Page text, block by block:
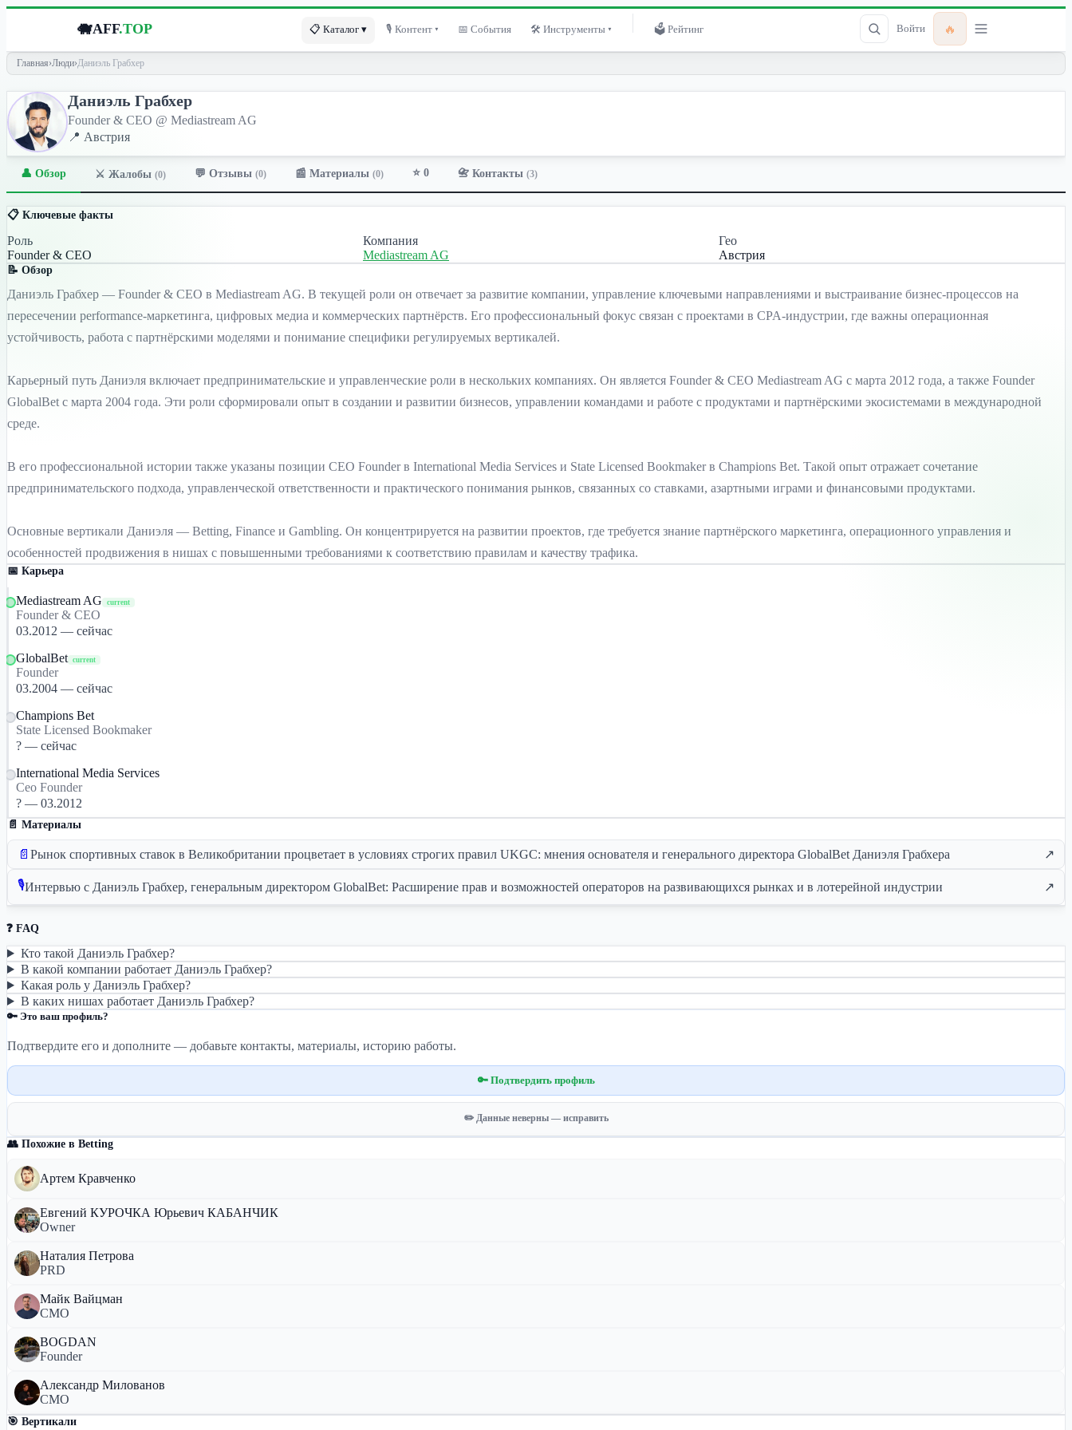
🐗AFF.TOP 📋 Каталог ▾ 🎙 Контент ▾ 📅 События 🛠 Инструменты ▾ 🗳 Рейтинг Войти 🔥
Главная›Люди›Даниэль Грабхер
Даниэль Грабхер
Founder & CEO @ Mediastream AG
📍 Австрия
👤 Обзор ⚔️ Жалобы (0) 💬 Отзывы (0) 📰 Материалы (0) ⭐ 0 📇 Контакты (3)
📋 Ключевые факты
Роль
Founder & CEO
Компания
Mediastream AG
Гео
Австрия
📝 Обзор
Даниэль Грабхер — Founder & CEO в Mediastream AG. В текущей роли он отвечает за развитие компании, управление ключевыми направлениями и выстраивание бизнес-процессов на
пересечении performance-маркетинга, цифровых медиа и коммерческих партнёрств. Его профессиональный фокус связан с проектами в CPA-индустрии, где важны операционная
устойчивость, работа с партнёрскими моделями и понимание специфики регулируемых вертикалей.
Карьерный путь Даниэля включает предпринимательские и управленческие роли в нескольких компаниях. Он является Founder & CEO Mediastream AG с марта 2012 года, а также Founder
GlobalBet с марта 2004 года. Эти роли сформировали опыт в создании и развитии бизнесов, управлении командами и работе с продуктами и партнёрскими экосистемами в международной
среде.
В его профессиональной истории также указаны позиции CEO Founder в International Media Services и State Licensed Bookmaker в Champions Bet. Такой опыт отражает сочетание
предпринимательского подхода, управленческой ответственности и практического понимания рынков, связанных со ставками, азартными играми и финансовыми продуктами.
Основные вертикали Даниэля — Betting, Finance и Gambling. Он концентрируется на развитии проектов, где требуется знание партнёрского маркетинга, операционного управления и
особенностей продвижения в нишах с повышенными требованиями к соответствию правилам и качеству трафика.
📅 Карьера
Mediastream AG current
Founder & CEO
03.2012 — сейчас
GlobalBet current
Founder
03.2004 — сейчас
Champions Bet
State Licensed Bookmaker
? — сейчас
International Media Services
Ceo Founder
? — 03.2012
📄 Материалы
📄 Рынок спортивных ставок в Великобритании процветает в условиях строгих правил UKGC: мнения основателя и генерального директора GlobalBet Даниэля Грабхера ↗
🎙Интервью с Даниэль Грабхер, генеральным директором GlobalBet: Расширение прав и возможностей операторов на развивающихся рынках и в лотерейной индустрии ↗
❓ FAQ
Кто такой Даниэль Грабхер?
В какой компании работает Даниэль Грабхер?
Какая роль у Даниэль Грабхер?
В каких нишах работает Даниэль Грабхер?
🔑 Это ваш профиль?
Подтвердите его и дополните — добавьте контакты, материалы, историю работы.
🔑 Подтвердить профиль
✏️ Данные неверны — исправить
👥 Похожие в Betting
Артем Кравченко
Евгений КУРОЧКА Юрьевич КАБАНЧИК
Owner
Наталия Петрова
PRD
Майк Вайцман
СМО
BOGDAN
Founder
Александр Милованов
CMO
🎯 Вертикали